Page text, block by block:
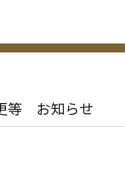
等 お知らせ